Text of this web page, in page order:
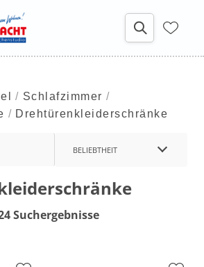
Schlafzimmer
Drehtürenkleiderschränke
BELIEBTHEIT
Suchergebnisse